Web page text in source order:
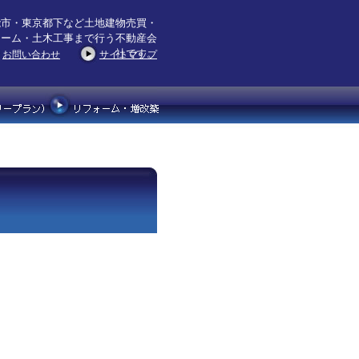
・東京都下など土地建物売買・
ム・土木工事まで行う不動産会
社です。
お問い合わせ サイトマップ